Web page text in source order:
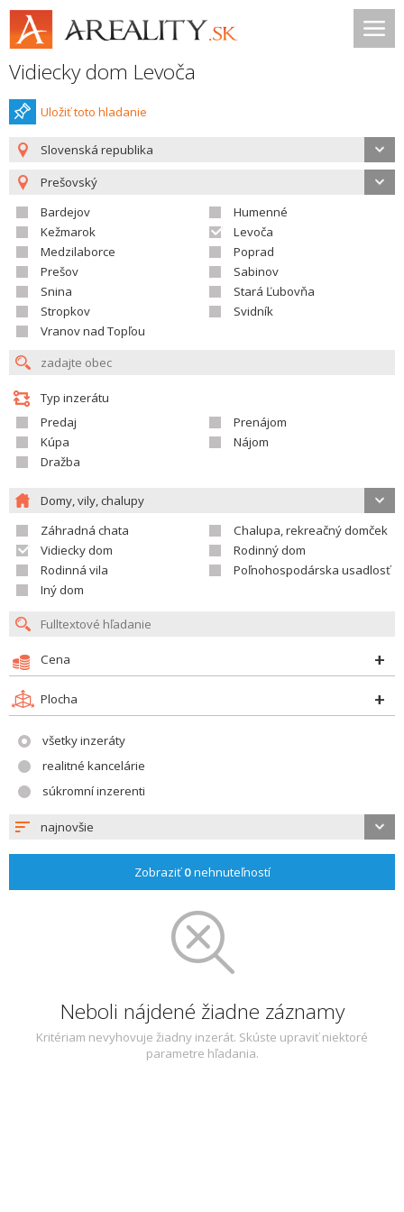
Vidiecky dom Levoča
Uložiť toto hladanie
Slovenská republika
Prešovský
Bardejov
Humenné
Kežmarok
Levoča
Medzilaborce
Poprad
Prešov
Sabinov
Snina
Stará Ľubovňa
Stropkov
Svidník
Vranov nad Topľou
Typ inzerátu
Predaj
Prenájom
Kúpa
Nájom
Dražba
Domy, vily, chalupy
Záhradná chata
Chalupa, rekreačný domček
Vidiecky dom
Rodinný dom
Rodinná vila
Poľnohospodárska usadlosť
Iný dom
Cena
Plocha
všetky inzeráty
realitné kancelárie
súkromní inzerenti
najnovšie
Zobraziť0nehnuteľností
Neboli nájdené žiadne záznamy
Kritériam nevyhovuje žiadny inzerát. Skúste upraviť niektoré
parametre hľadania.